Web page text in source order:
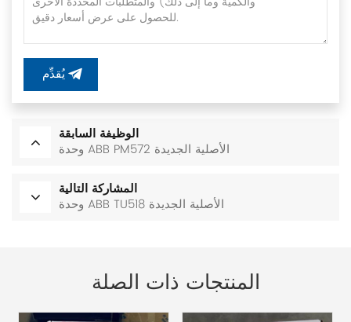
يُقدِّم
الوظيفة السابقة
وحدة ABB PM572 الأصلية الجديدة
المشاركة التالية
وحدة ABB TU518 الأصلية الجديدة
المنتجات ذات الصلة